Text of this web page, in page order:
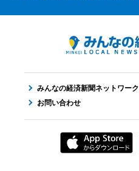
みんなの経済新聞ネットワーク
お問い合わせ